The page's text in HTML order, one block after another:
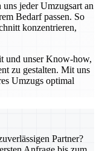
jeder Umzugsart an
Bedarf passen. So
konzentrieren,
und unser Know-how,
zu gestalten. Mit uns
Umzugs optimal
Partner?